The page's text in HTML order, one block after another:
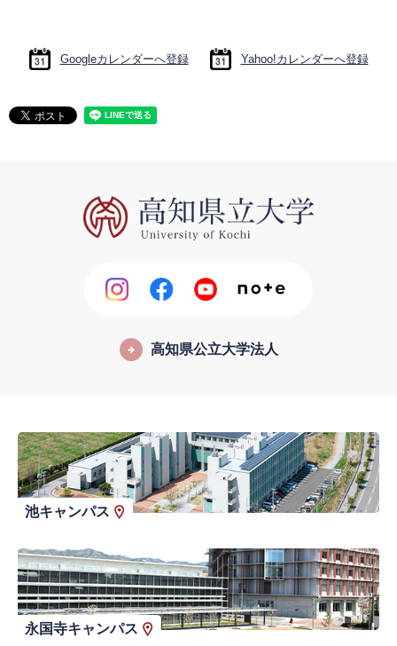
Googleカレンダーへ登録 Yahoo!カレンダーへ登録
高知県公立大学法人
池キャンパス
永国寺キャンパス